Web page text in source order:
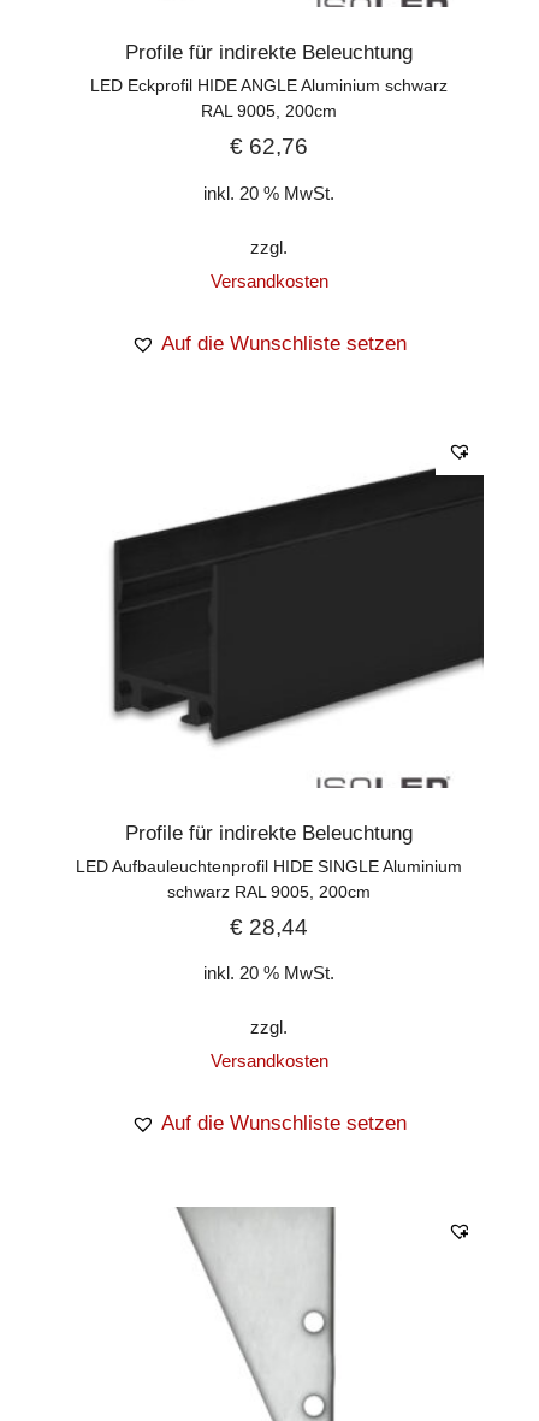
Profile für indirekte Beleuchtung
LED Eckprofil HIDE ANGLE Aluminium schwarz
RAL 9005, 200cm
€ 62,76
inkl. 20 % MwSt.
zzgl.
Versandkosten
Auf die Wunschliste setzen
Profile für indirekte Beleuchtung
LED Aufbauleuchtenprofil HIDE SINGLE Aluminium
schwarz RAL 9005, 200cm
€ 28,44
inkl. 20 % MwSt.
zzgl.
Versandkosten
Auf die Wunschliste setzen